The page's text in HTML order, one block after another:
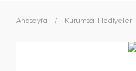
Anasayfa Kurumsal Hediyeler